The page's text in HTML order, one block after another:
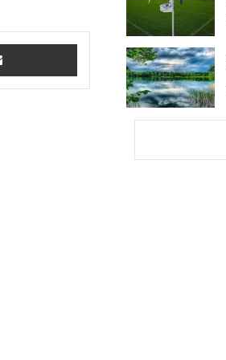
Teilen via E-Mail